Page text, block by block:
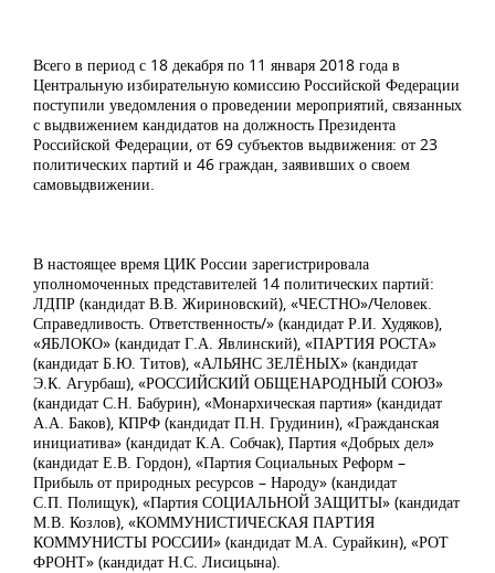
Всего в период с 18 декабря по 11 января 2018 года в
Центральную избирательную комиссию Российской Федерации
поступили уведомления о проведении мероприятий, связанных
с выдвижением кандидатов на должность Президента
Российской Федерации, от 69 субъектов выдвижения: от 23
политических партий и 46 граждан, заявивших о своем
самовыдвижении.
В настоящее время ЦИК России зарегистрировала
уполномоченных представителей 14 политических партий:
ЛДПР (кандидат В.В. Жириновский), «ЧЕСТНО»/Человек.
Справедливость. Ответственность/» (кандидат Р.И. Худяков),
«ЯБЛОКО» (кандидат Г.А. Явлинский), «ПАРТИЯ РОСТА»
(кандидат Б.Ю. Титов), «АЛЬЯНС ЗЕЛЁНЫХ» (кандидат
Э.К. Агурбаш), «РОССИЙСКИЙ ОБЩЕНАРОДНЫЙ СОЮЗ»
(кандидат С.Н. Бабурин), «Монархическая партия» (кандидат
А.А. Баков), КПРФ (кандидат П.Н. Грудинин), «Гражданская
инициатива» (кандидат К.А. Собчак), Партия «Добрых дел»
(кандидат Е.В. Гордон), «Партия Социальных Реформ –
Прибыль от природных ресурсов – Народу» (кандидат
С.П. Полищук), «Партия СОЦИАЛЬНОЙ ЗАЩИТЫ» (кандидат
М.В. Козлов), «КОММУНИСТИЧЕСКАЯ ПАРТИЯ
КОММУНИСТЫ РОССИИ» (кандидат М.А. Сурайкин), «РОТ
ФРОНТ» (кандидат Н.С. Лисицына).